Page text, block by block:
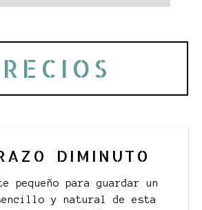
DIMINUTO
pequeño para guardar un
y natural de esta